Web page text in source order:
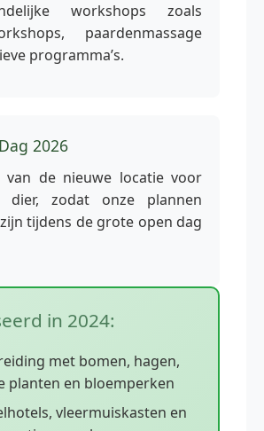
workshops zoals
paardenmassage
programma’s.
2026
van de nieuwe locatie voor
dier, zodat onze plannen
tijdens de grote open dag
in 2024:
met bomen, hagen,
planten en bloemperken
vleermuiskasten en